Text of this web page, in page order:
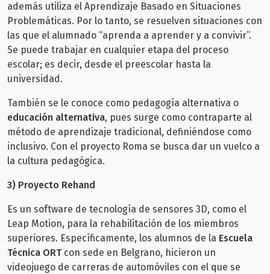
además utiliza el Aprendizaje Basado en Situaciones
Problemáticas. Por lo tanto, se resuelven situaciones con
las que el alumnado “aprenda a aprender y a convivir”.
Se puede trabajar en cualquier etapa del proceso
escolar; es decir, desde el preescolar hasta la
universidad.
También se le conoce como pedagogía alternativa o
educación alternativa, pues surge como contraparte al
método de aprendizaje tradicional, definiéndose como
inclusivo. Con el proyecto Roma se busca dar un vuelco a
la cultura pedagógica.
3) Proyecto Rehand
Es un software de tecnología de sensores 3D, como el
Leap Motion, para la rehabilitación de los miembros
superiores. Específicamente, los alumnos de la Escuela
Técnica ORTcon sede en Belgrano, hicieron un
videojuego de carreras de automóviles con el que se